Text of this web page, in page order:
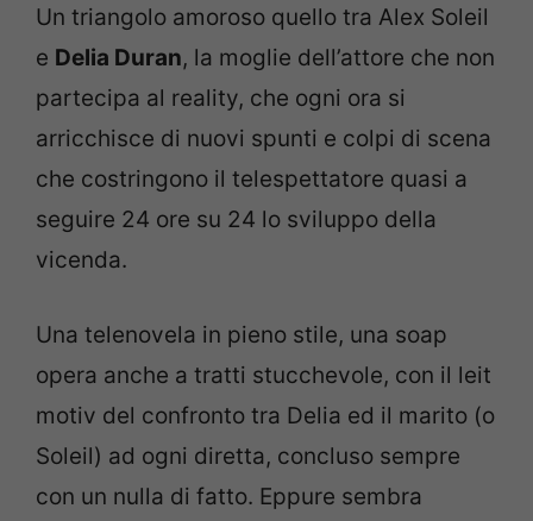
Un triangolo amoroso quello tra Alex Soleil
e Delia Duran, la moglie dell’attore che non
partecipa al reality, che ogni ora si
arricchisce di nuovi spunti e colpi di scena
che costringono il telespettatore quasi a
seguire 24 ore su 24 lo sviluppo della
vicenda.
Una telenovela in pieno stile, una soap
opera anche a tratti stucchevole, con il leit
motiv del confronto tra Delia ed il marito (o
Soleil) ad ogni diretta, concluso sempre
con un nulla di fatto. Eppure sembra